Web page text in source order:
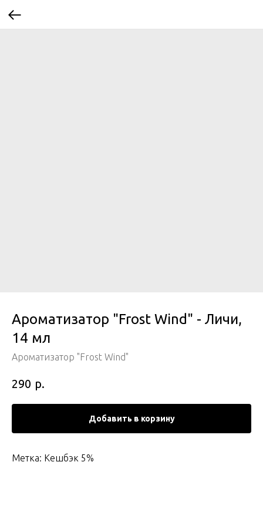
Ароматизатор "Frost Wind" - Личи,
14 мл
Ароматизатор "Frost Wind"
290 р.
Добавить в корзину
Метка: Кешбэк 5%